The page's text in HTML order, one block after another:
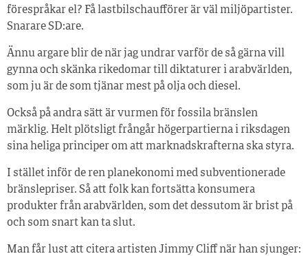
förespråkar el? Få lastbilschaufförer är väl miljöpartister.
Snarare SD:are.
Ännu argare blir de när jag undrar varför de så gärna vill
gynna och skänka rikedomar till diktaturer i arabvärlden,
som ju är de som tjänar mest på olja och diesel.
Också på andra sätt är vurmen för fossila bränslen
märklig. Helt plötsligt frångår högerpartierna i riksdagen
sina heliga principer om att marknadskrafterna ska styra.
I stället inför de ren planekonomi med subventionerade
bränslepriser. Så att folk kan fortsätta konsumera
produkter från arabvärlden, som det dessutom är brist på
och som snart kan ta slut.
Man får lust att citera artisten Jimmy Cliff när han sjunger: